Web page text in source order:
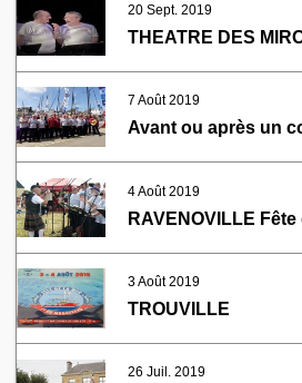
20 Sept. 2019
THEATRE DES
7 Août 2019
Avant ou après un
4 Août 2019
RAVENOVILLE
3 Août 2019
TROUVILLE
26 Juil. 2019